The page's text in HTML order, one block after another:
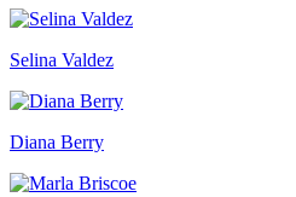
Selina Valdez
Diana Berry